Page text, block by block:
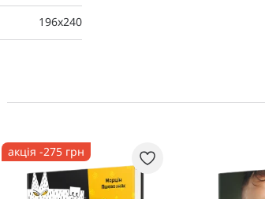
196x240
акція -275 грн